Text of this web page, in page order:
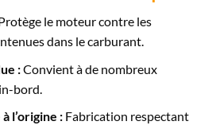
le moteur contre les
dans le carburant.
:Convient à de nombreux
bord.
l’origine :Fabrication respectant